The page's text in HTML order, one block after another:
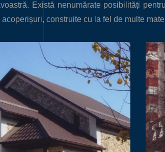
Există nenumărate posibilități
construite cu la fel de multe